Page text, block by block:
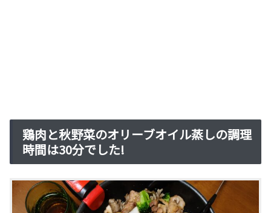
鶏肉と秋野菜のオリーブオイル蒸しの調理
時間は30分でした!